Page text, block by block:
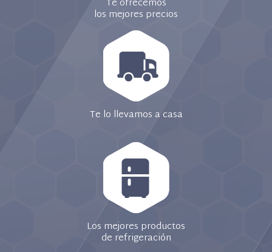
Te ofrecemos
los mejores precios
Te lo llevamos a casa
Los mejores productos
de refrigeración